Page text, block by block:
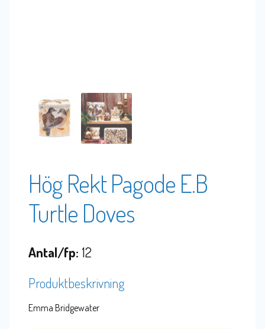
Hög Rekt Pagode E.B
Turtle Doves
Antal/fp: 12
Produktbeskrivning
Emma Bridgewater